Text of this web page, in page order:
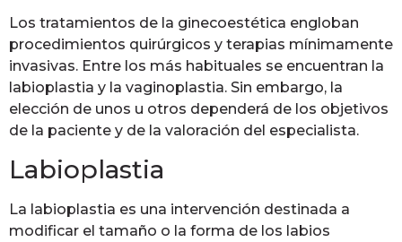
Los tratamientos de la ginecoestética engloban
procedimientos quirúrgicos y terapias mínimamente
invasivas. Entre los más habituales se encuentran la
labioplastia y la vaginoplastia. Sin embargo, la
elección de unos u otros dependerá de los objetivos
de la paciente y de la valoración del especialista.
Labioplastia
La labioplastia es una intervención destinada a
modificar el tamaño o la forma de los labios